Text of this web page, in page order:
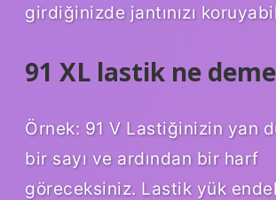
girdiğinizde jantınızı
91 XL lastik ne
Örnek: 91 V Lastiğinizin yan
bir sayı ve ardından bir harf
göreceksiniz. Lastik yük